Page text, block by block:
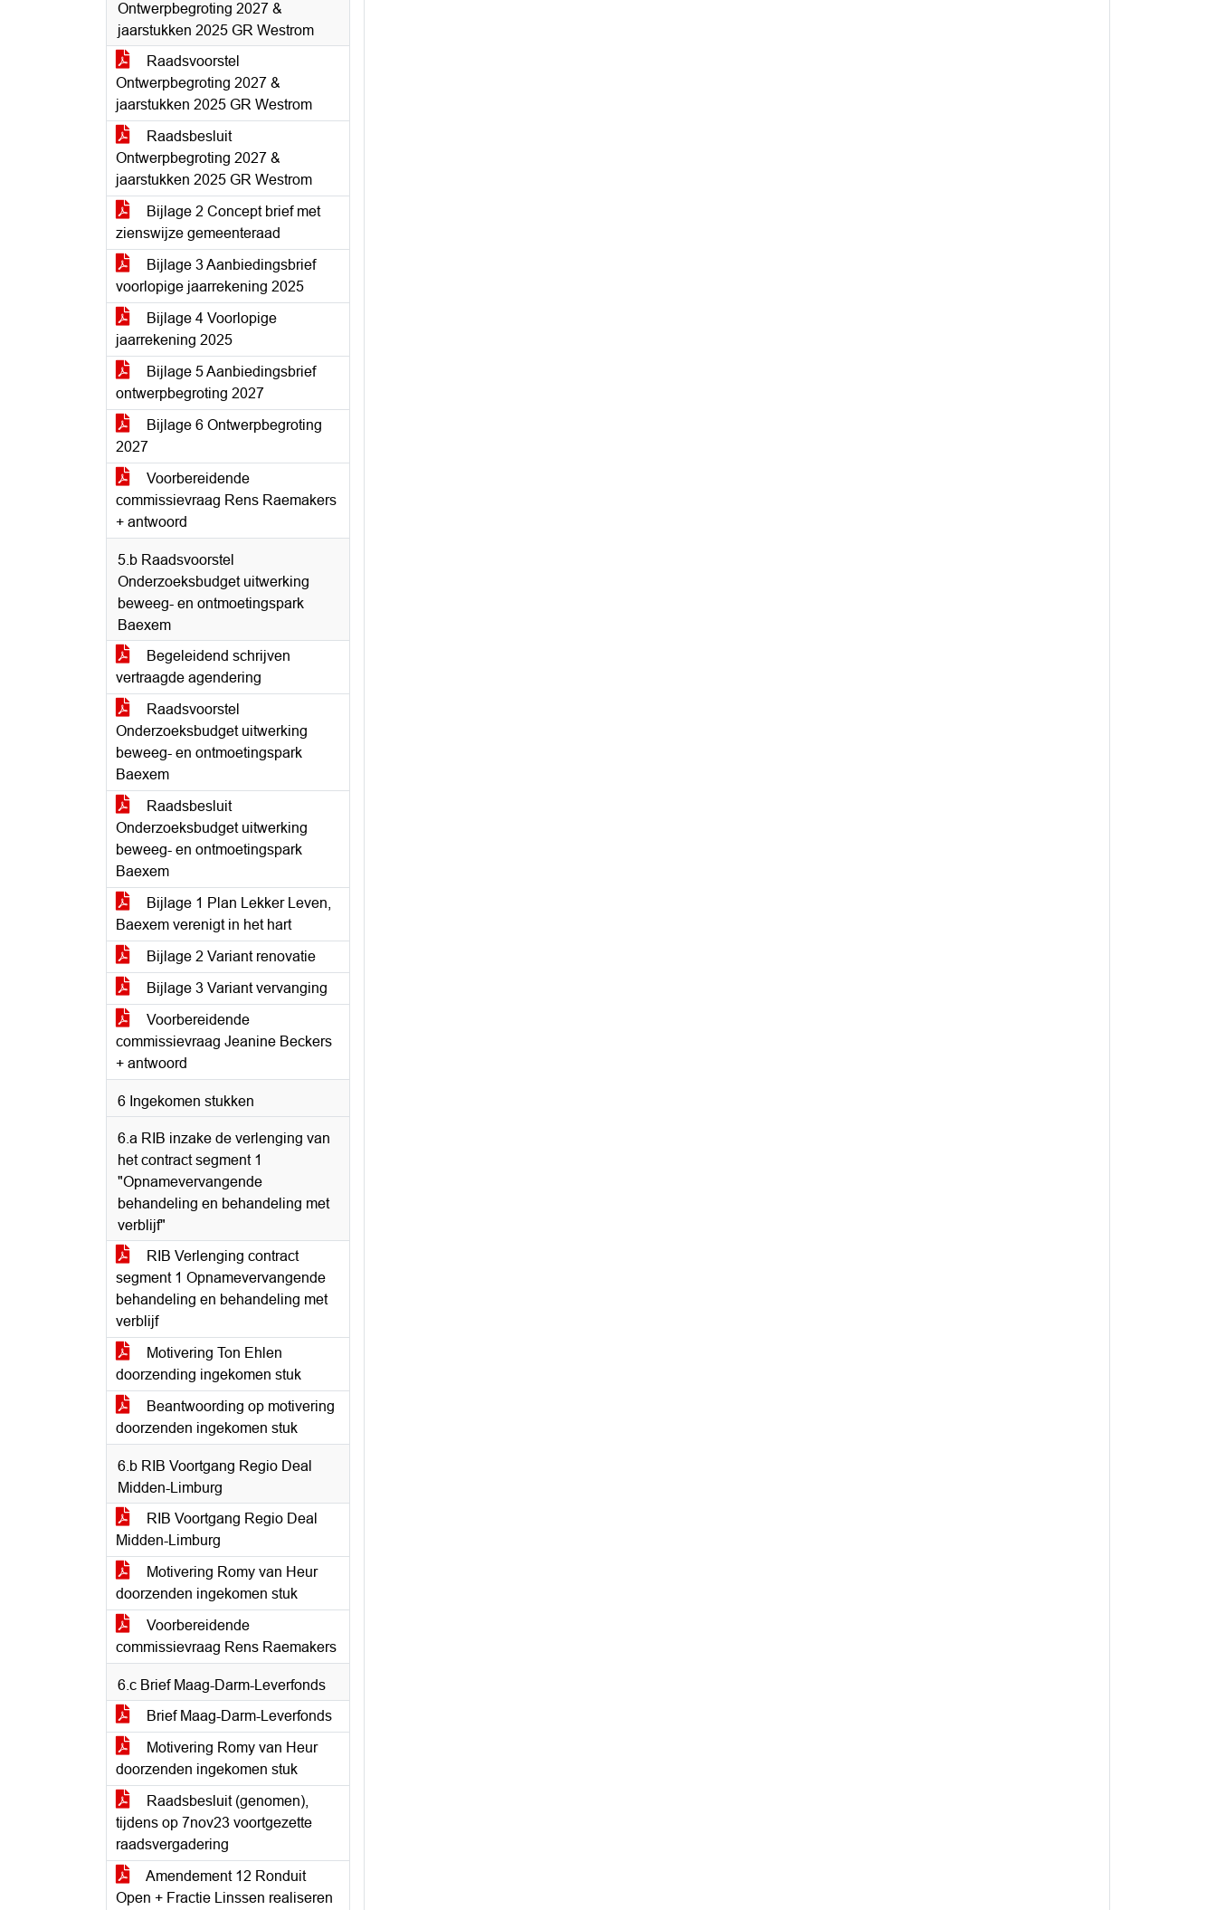
Ontwerpbegroting 2027 &
jaarstukken 2025 GR Westrom
Raadsvoorstel
Ontwerpbegroting 2027 &
jaarstukken 2025 GR Westrom
Raadsbesluit
Ontwerpbegroting 2027 &
jaarstukken 2025 GR Westrom
Bijlage 2 Concept brief met
zienswijze gemeenteraad
Bijlage 3 Aanbiedingsbrief
voorlopige jaarrekening 2025
Bijlage 4 Voorlopige
jaarrekening 2025
Bijlage 5 Aanbiedingsbrief
ontwerpbegroting 2027
Bijlage 6 Ontwerpbegroting
2027
Voorbereidende
commissievraag Rens Raemakers
+ antwoord
5.b Raadsvoorstel
Onderzoeksbudget uitwerking
beweeg- en ontmoetingspark
Baexem
Begeleidend schrijven
vertraagde agendering
Raadsvoorstel
Onderzoeksbudget uitwerking
beweeg- en ontmoetingspark
Baexem
Raadsbesluit
Onderzoeksbudget uitwerking
beweeg- en ontmoetingspark
Baexem
Bijlage 1 Plan Lekker Leven,
Baexem verenigt in het hart
Bijlage 2 Variant renovatie
Bijlage 3 Variant vervanging
Voorbereidende
commissievraag Jeanine Beckers
+ antwoord
6 Ingekomen stukken
6.a RIB inzake de verlenging van
het contract segment 1
"Opnamevervangende
behandeling en behandeling met
verblijf"
RIB Verlenging contract
segment 1 Opnamevervangende
behandeling en behandeling met
verblijf
Motivering Ton Ehlen
doorzending ingekomen stuk
Beantwoording op motivering
doorzenden ingekomen stuk
6.b RIB Voortgang Regio Deal
Midden-Limburg
RIB Voortgang Regio Deal
Midden-Limburg
Motivering Romy van Heur
doorzenden ingekomen stuk
Voorbereidende
commissievraag Rens Raemakers
6.c Brief Maag-Darm-Leverfonds
Brief Maag-Darm-Leverfonds
Motivering Romy van Heur
doorzenden ingekomen stuk
Raadsbesluit (genomen),
tijdens op 7nov23 voortgezette
raadsvergadering
Amendement 12 Ronduit
Open + Fractie Linssen realiseren